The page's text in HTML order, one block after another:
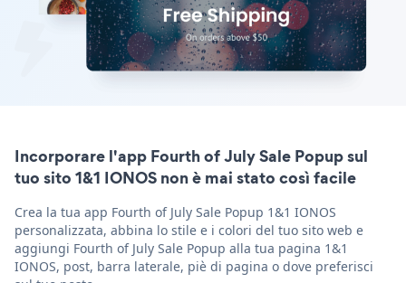
Incorporare l'app Fourth of July Sale Popup sul
tuo sito 1&1 IONOS non è mai stato così facile
Crea la tua app Fourth of July Sale Popup 1&1 IONOS
personalizzata, abbina lo stile e i colori del tuo sito web e
aggiungi Fourth of July Sale Popup alla tua pagina 1&1
IONOS, post, barra laterale, piè di pagina o dove preferisci